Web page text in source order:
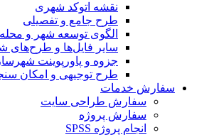
نقشه اتوکد شهری
طرح جامع و تفصیلی
الگوی توسعه شهر و محله
سایر فایل‌ها و طرح‌های شهری
جزوه و پاورپوینت شهرسازی
طرح توجیهی و امکان سنجی
سفارش خدمات
سفارش طراحی سایت
سفارش پروژه
انجام پروژه SPSS